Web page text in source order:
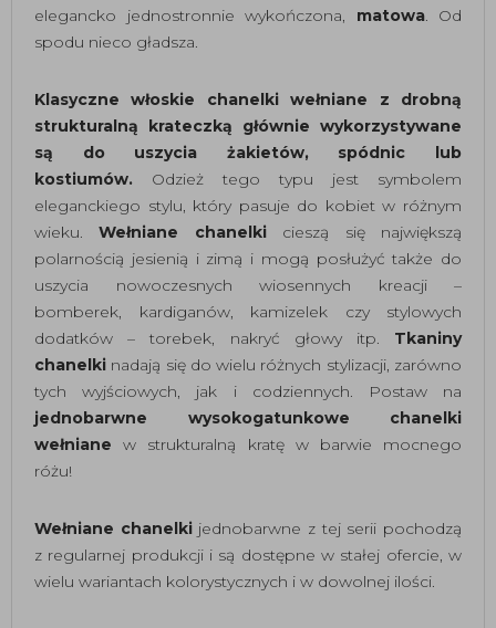
elegancko jednostronnie wykończona, matowa. Od
spodu nieco gładsza.
Klasyczne włoskie chanelki wełniane z drobną
strukturalną krateczką głównie wykorzystywane
są do uszycia żakietów, spódnic lub
kostiumów. Odzież tego typu jest symbolem
eleganckiego stylu, który pasuje do kobiet w różnym
wieku.Wełniane chanelki cieszą się największą
polarnością jesienią i zimą i mogą posłużyć także do
uszycia nowoczesnych wiosennych kreacji –
bomberek, kardiganów, kamizelek czy stylowych
dodatków – torebek, nakryć głowy itp. Tkaniny
chanelki nadają się do wielu różnych stylizacji, zarówno
tych wyjściowych, jak i codziennych. Postaw na
jednobarwne wysokogatunkowe chanelki
wełniane w strukturalną kratę w barwie mocnego
różu!
Wełniane chanelkijednobarwne z tej serii pochodzą
z regularnej produkcji i są dostępne w stałej ofercie, w
wielu wariantach kolorystycznych i w dowolnej ilości.